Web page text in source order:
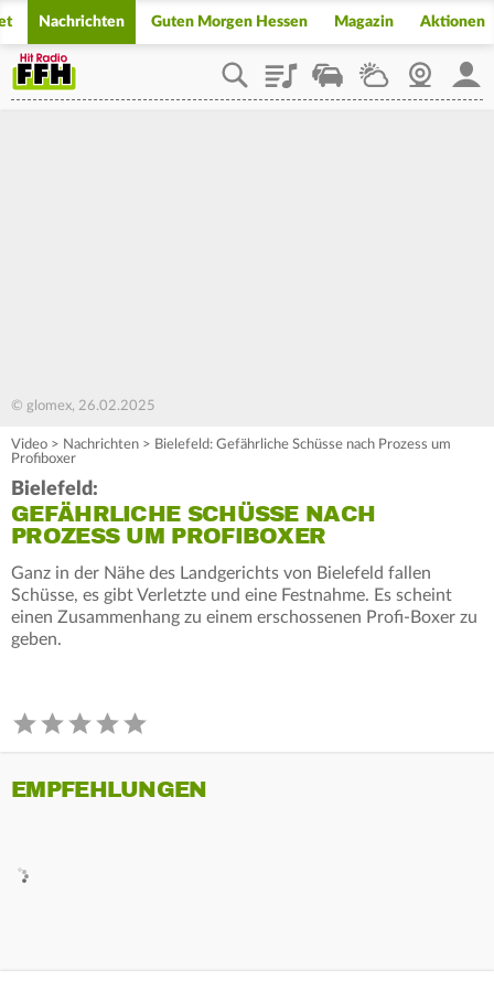
Nachrichten Guten Morgen Hessen Magazin Aktionen
PlaylistStaupilotWetterWebcam
© glomex, 26.02.2025
Video > Nachrichten > Bielefeld: Gefährliche Schüsse nach Prozess um
Profiboxer
Bielefeld:
GEFÄHRLICHE SCHÜSSE NACH
PROZESS UM PROFIBOXER
Ganz in der Nähe des Landgerichts von Bielefeld fallen
Schüsse, es gibt Verletzte und eine Festnahme. Es scheint
einen Zusammenhang zu einem erschossenen Profi-Boxer zu
geben.
EMPFEHLUNGEN